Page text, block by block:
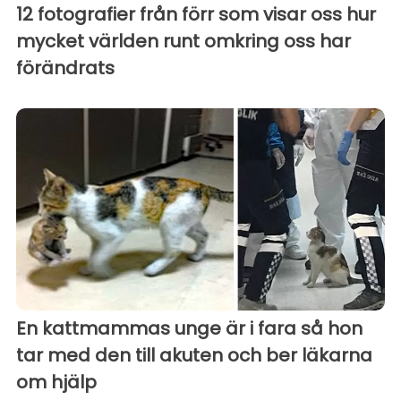
12 fotografier från förr som visar oss hur
mycket världen runt omkring oss har
förändrats
En kattmammas unge är i fara så hon
tar med den till akuten och ber läkarna
om hjälp